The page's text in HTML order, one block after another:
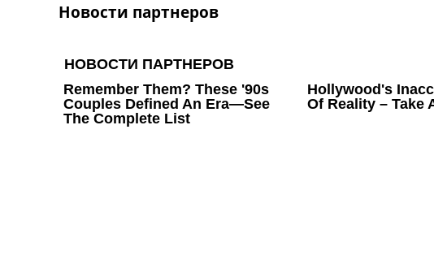
Испания. Ла Лига
Таблицы групп Чемпионата Мира
Украина. Премьер-Лига
Украина. Первая Лига
Лига Чемпионов. Таблицы групп
Новости партнеров